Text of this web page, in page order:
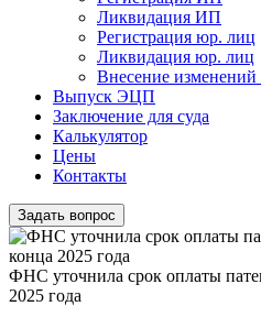
Ликвидация ИП
Регистрация юр. лиц
Ликвидация юр. лиц
Внесение
Выпуск ЭЦП
Заключение для суда
Калькулятор
Цены
Контакты
Задать вопрос
ФНС уточнила срок оплаты
2025 года